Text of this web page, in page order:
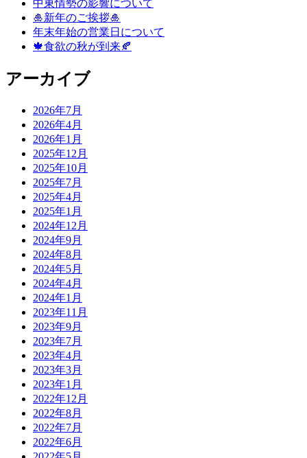
中東情勢の影響について
🎍新年のご挨拶🎍
年末年始の営業日について
🍁食欲の秋が到来🍂
アーカイブ
2026年7月
2026年4月
2026年1月
2025年12月
2025年10月
2025年7月
2025年4月
2025年1月
2024年12月
2024年9月
2024年8月
2024年5月
2024年4月
2024年1月
2023年11月
2023年9月
2023年7月
2023年4月
2023年3月
2023年1月
2022年12月
2022年8月
2022年7月
2022年6月